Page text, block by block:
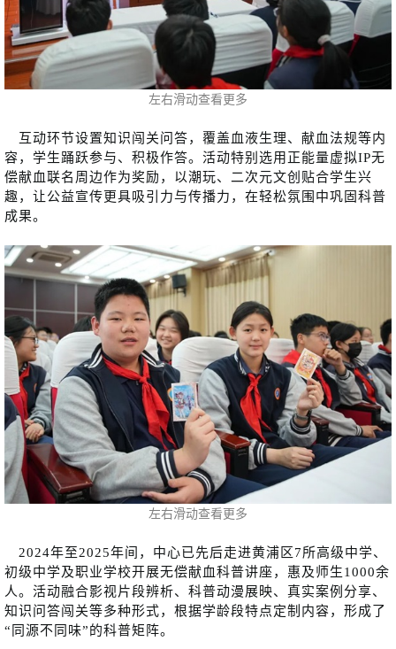
左右滑动查看更多
互动环节设置知识闯关问答，覆盖血液生理、献血法规等内
容，学生踊跃参与、积极作答。活动特别选用正能量虚拟IP无
偿献血联名周边作为奖励，以潮玩、二次元文创贴合学生兴
趣，让公益宣传更具吸引力与传播力，在轻松氛围中巩固科普
成果。
左右滑动查看更多
2024年至2025年间，中心已先后走进黄浦区7所高级中学、
初级中学及职业学校开展无偿献血科普讲座，惠及师生1000余
人。活动融合影视片段辨析、科普动漫展映、真实案例分享、
知识问答闯关等多种形式，根据学龄段特点定制内容，形成了
“同源不同味”的科普矩阵。